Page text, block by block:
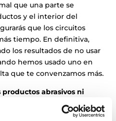
que una parte se
y el interior del
que los circuitos
tiempo. En definitiva,
los resultados de no usar
hemos usado uno en
que te convenzamos más.
productos abrasivos ni
contienen metal). Con
agua jabonosa debería ser